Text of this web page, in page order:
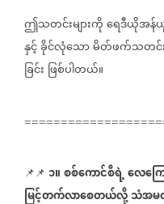
ဤသတင်းများကိုရေဒီယိုအန်ယူ
နှင့်ခိုင်လုံသောမိတ်ဖက်သတင်းရ
ခြင်း ဖြစ်ပါတယ်။
📌📌 ၁။စစ်ကောင်စီရဲ့လေကြ
မြင့်တက်လာစေတယ်လို့သံအမ